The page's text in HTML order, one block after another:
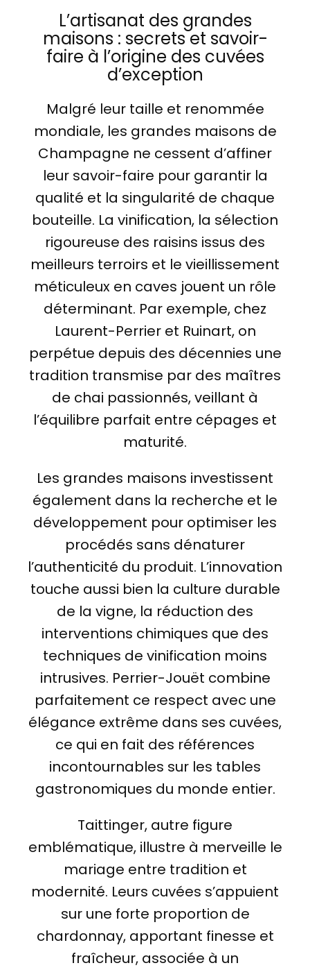
L’artisanat des grandes
maisons : secrets et savoir-
faire à l’origine des cuvées
d’exception
Malgré leur taille et renommée
mondiale, les grandes maisons de
Champagne ne cessent d’affiner
leur savoir-faire pour garantir la
qualité et la singularité de chaque
bouteille. La vinification, la sélection
rigoureuse des raisins issus des
meilleurs terroirs et le vieillissement
méticuleux en caves jouent un rôle
déterminant. Par exemple, chez
Laurent-Perrier et Ruinart, on
perpétue depuis des décennies une
tradition transmise par des maîtres
de chai passionnés, veillant à
l’équilibre parfait entre cépages et
maturité.
Les grandes maisons investissent
également dans la recherche et le
développement pour optimiser les
procédés sans dénaturer
l’authenticité du produit. L’innovation
touche aussi bien la culture durable
de la vigne, la réduction des
interventions chimiques que des
techniques de vinification moins
intrusives. Perrier-Jouët combine
parfaitement ce respect avec une
élégance extrême dans ses cuvées,
ce qui en fait des références
incontournables sur les tables
gastronomiques du monde entier.
Taittinger, autre figure
emblématique, illustre à merveille le
mariage entre tradition et
modernité. Leurs cuvées s’appuient
sur une forte proportion de
chardonnay, apportant finesse et
fraîcheur, associée à un